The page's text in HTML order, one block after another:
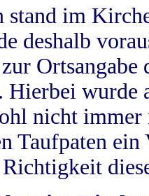
stand im
deshalb
Hierbei wurde
nicht
Taufpaten